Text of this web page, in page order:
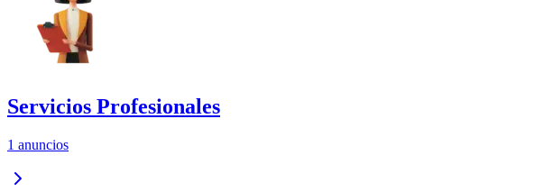
Servicios Profesionales
1 anuncios